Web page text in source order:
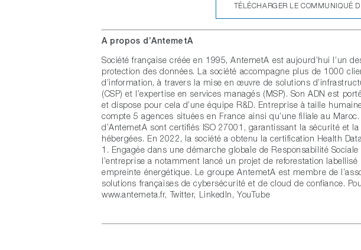
TÉLÉCHARGER LE COMMUNIQUÉ
A propos d’AntemetA
Société française créée en 1995, AntemetA est aujourd’hui l’un
protection des données. La société accompagne plus de 1000
d’information, à travers la mise en œuvre de solutions
(CSP) et l’expertise en services managés (MSP). Son ADN est
et dispose pour cela d’une équipe R&D. Entreprise à taille
compte 5 agences situées en France ainsi qu’une filiale au
d’AntemetA sont certifiés ISO 27001, garantissant la sécurité et
hébergées. En 2022, la société a obtenu la certification Health
1. Engagée dans une démarche globale de Responsabilité
l’entreprise a notamment lancé un projet de reforestation
empreinte énergétique. Le groupe AntemetA est membre de
solutions françaises de cybersécurité et de cloud de confiance.
www.antemeta.fr,Twitter, LinkedIn,YouTube